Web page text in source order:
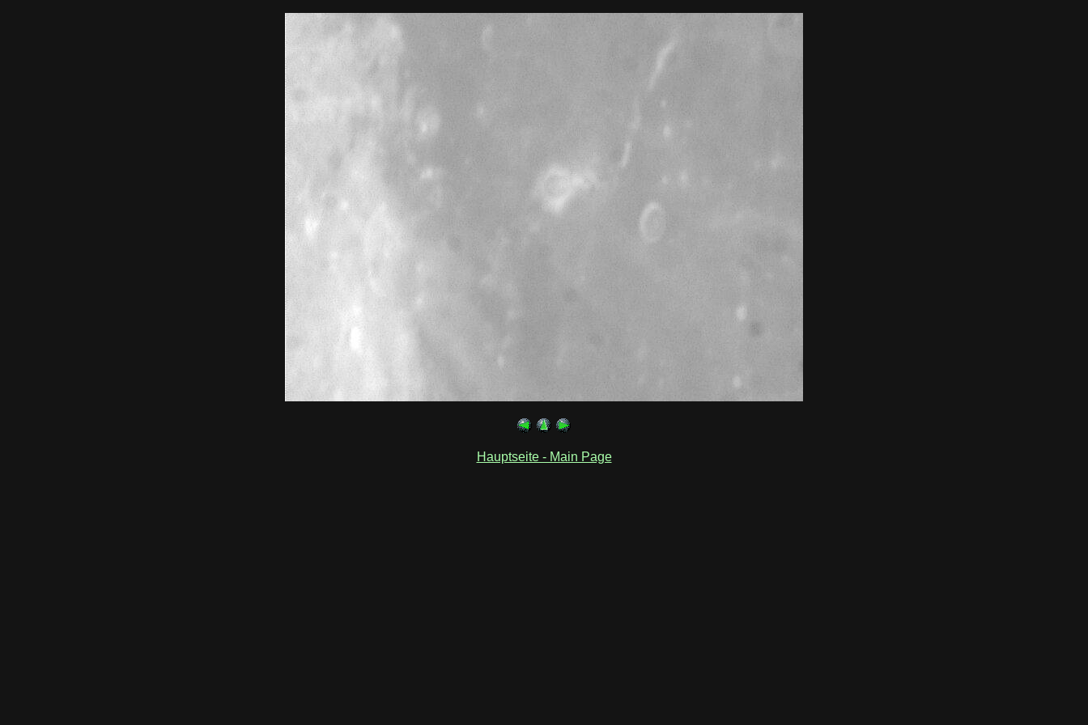
Hauptseite - Main Page